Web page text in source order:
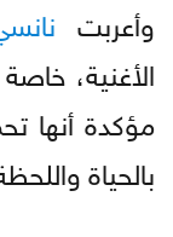
وأعربت
الأغنية،
مؤكدة أنها
بالحياة